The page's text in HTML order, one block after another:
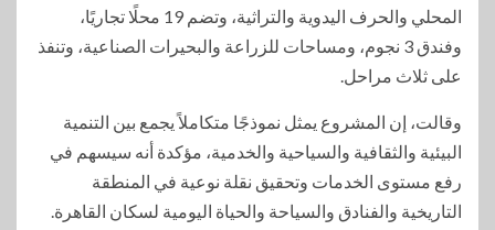
المحلي والحرف اليدوية والتراثية، وتضم 19 محلًا تجاريًا،
وفندق 3 نجوم، ومساحات للزراعة والبحيرات الصناعية، وتنفذ
على ثلاث مراحل.
وقالت، إن المشروع يمثل نموذجًا متكاملاً يجمع بين التنمية
البيئية والثقافية والسياحية والخدمية، مؤكدة أنه سيسهم في
رفع مستوى الخدمات وتحقيق نقلة نوعية في المنطقة
التاريخية والفنادق والسياحة والحياة اليومية لسكان القاهرة.